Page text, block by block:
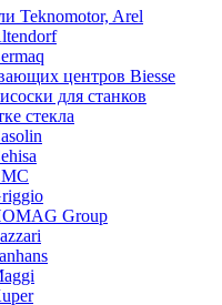
Teknomotor, Arel
центров Biesse
для станков
стекла
Group